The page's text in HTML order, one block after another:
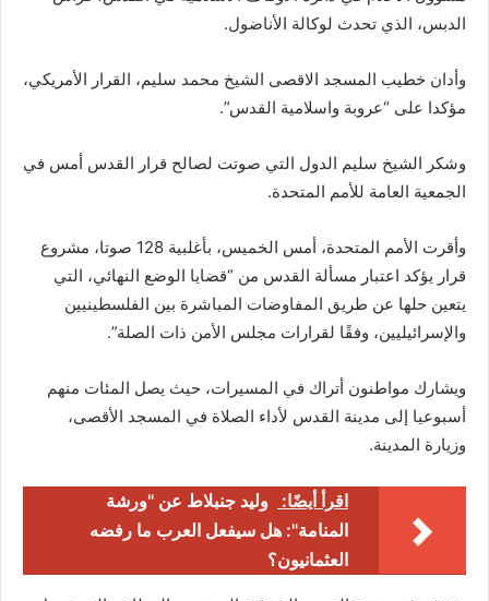
الدبس، الذي تحدث لوكالة الأناضول.
وأدان خطيب المسجد الاقصى الشيخ محمد سليم، القرار الأمريكي،
مؤكدا على “عروبة واسلامية القدس”.
وشكر الشيخ سليم الدول التي صوتت لصالح قرار القدس أمس في
الجمعية العامة للأمم المتحدة.
وأقرت الأمم المتحدة، أمس الخميس، بأغلبية 128 صوتا، مشروع
قرار يؤكد اعتبار مسألة القدس من “قضايا الوضع النهائي، التي
يتعين حلها عن طريق المفاوضات المباشرة بين الفلسطينيين
والإسرائيليين، وفقًا لقرارات مجلس الأمن ذات الصلة”.
ويشارك مواطنون أتراك في المسيرات، حيث يصل المئات منهم
أسبوعيا إلى مدينة القدس لأداء الصلاة في المسجد الأقصى،
وزيارة المدينة.
اقرأ أيضًا:
وليد جنبلاط عن "ورشة
المنامة": هل سيفعل العرب ما رفضه
العثمانيون؟